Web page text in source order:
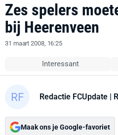
Zes spelers
bij Heerenveen
31 maart 2008, 16:25
Interessant
Redactie FCUpdate |
Maak ons je Google-favoriet